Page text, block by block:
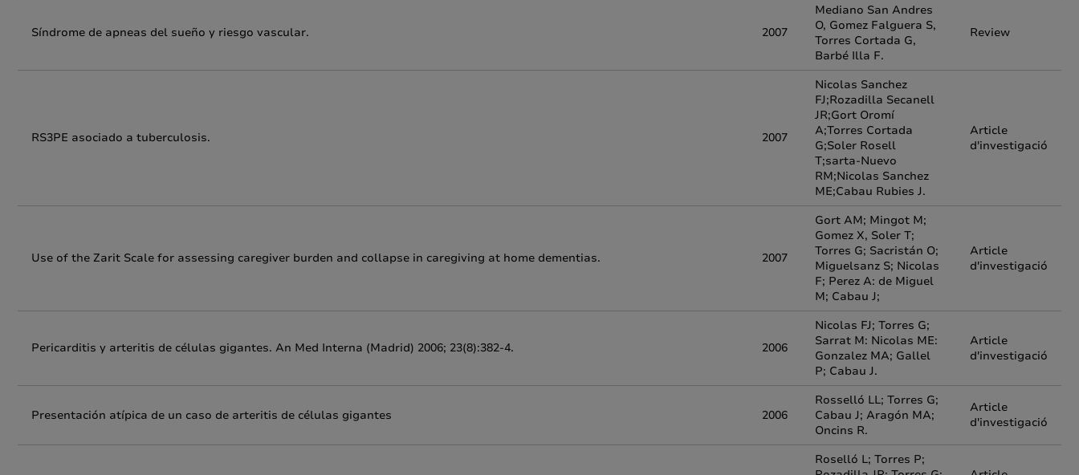
Síndrome de apneas del sueño y riesgo vascular. 2007
Mediano San Andres
O, Gomez Falguera S,
Torres Cortada G,
Barbé Illa F.
Review
RS3PE asociado a tuberculosis. 2007
Nicolas Sanchez
FJ;Rozadilla Secanell
JR;Gort Oromí
A;Torres Cortada
G;Soler Rosell
T;sarta-Nuevo
RM;Nicolas Sanchez
ME;Cabau Rubies J.
Article
d'investigació
Use of the Zarit Scale for assessing caregiver burden and collapse in caregiving at home dementias. 2007
Gort AM; Mingot M;
Gomez X, Soler T;
Torres G; Sacristán O;
Miguelsanz S; Nicolas
F; Perez A: de Miguel
M; Cabau J;
Article
d'investigació
Pericarditis y arteritis de células gigantes. An Med Interna (Madrid) 2006; 23(8):382-4. 2006
Nicolas FJ; Torres G;
Sarrat M: Nicolas ME:
Gonzalez MA; Gallel
P; Cabau J.
Article
d'investigació
Presentación atípica de un caso de arteritis de células gigantes 2006
Rosselló LL; Torres G;
Cabau J; Aragón MA;
Oncins R.
Article
d'investigació
Roselló L; Torres P;